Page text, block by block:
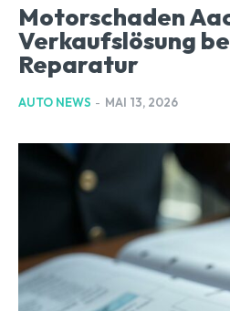
Motorschaden
Verkaufslösung
Reparatur
AUTO NEWS - MAI 13, 2026